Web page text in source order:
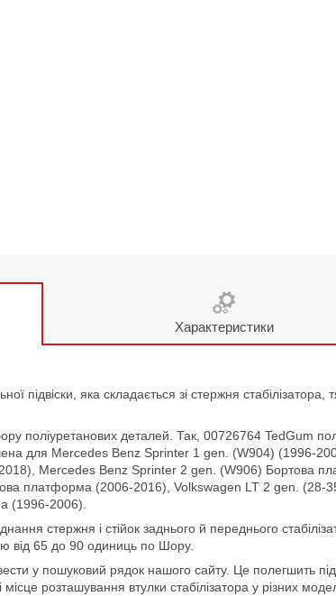
Характеристики
підвіски, яка складається зі стержня
поліуретанових деталей. Так, 00726764 TedGum
для Mercedes Benz Sprinter 1 gen. (W904)
Mercedes Benz Sprinter 2 gen. (W906) Бортова
платформа (2006-2016), Volkswagen LT 2 gen.
(1996-2006).
стержня і стійок заднього й переднього
від 65 до 90 одиниць по Шору.
у пошуковий рядок нашого сайту. Це полегшить
розташування втулки стабілізатора у різних